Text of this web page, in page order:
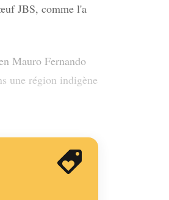
JBS, comme l'a
Mauro Fernando
une région indigène